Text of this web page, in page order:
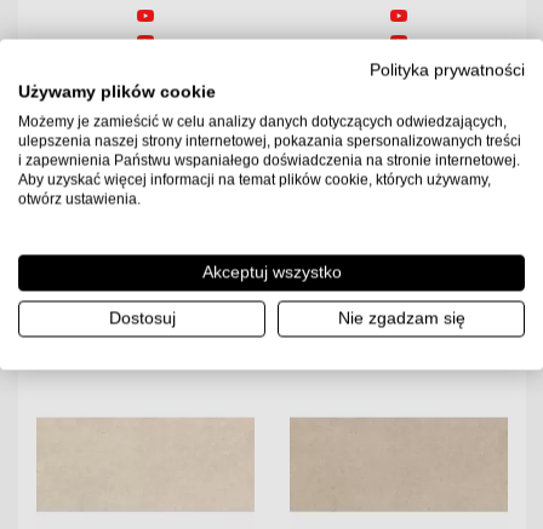
120x120x0,6 Płytka
Gresowa Wysoki Połysk
329.00 PLN
Ilość m2 w paczce 2.88
Dostępność: Towar w
magazynie. Wysyłka 2-3
dni.
Florim Reves De Rex Perle
120x120x0,6 Płytka
220.00 PLN
Ilość m2 w paczce 2.88
Dostępność: Towar w
magazynie. Wysyłka 2-3
dni.
Polityka prywatności
Używamy plików cookie
Możemy je zamieścić w celu analizy danych dotyczących odwiedzających,
ulepszenia naszej strony internetowej, pokazania spersonalizowanych treści
i zapewnienia Państwu wspaniałego doświadczenia na stronie internetowej.
Aby uzyskać więcej informacji na temat plików cookie, których używamy,
otwórz ustawienia.
Akceptuj wszystko
Dostosuj Nie zgadzam się